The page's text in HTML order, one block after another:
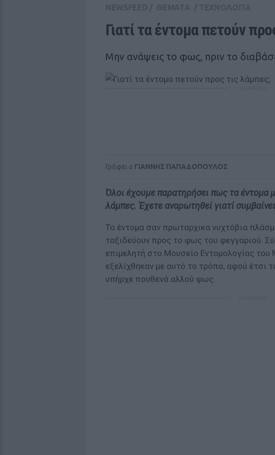
Γιατί τα έντομα πετούν
Μην ανάψεις το φως, πριν το
Γράφει ο ΓΙΑΝΝΗΣ ΠΑΠΑΔΟΠΟΥΛΟΣ
Όλοι έχουμε παρατηρήσει πως τα έντομα
λάμπες. Έχετε αναρωτηθεί γιατί
Τα έντομα σαν πρωταρχικα νυχτόβια
ταξιδεύουν προς το φως του φεγγαριού.
επιμελητή στο Μουσείο Εντομολογίας
εξελίχθηκαν με αυτό το τρόπο, αφού έτσι
υπήρχε πουθενά αλλού φως.